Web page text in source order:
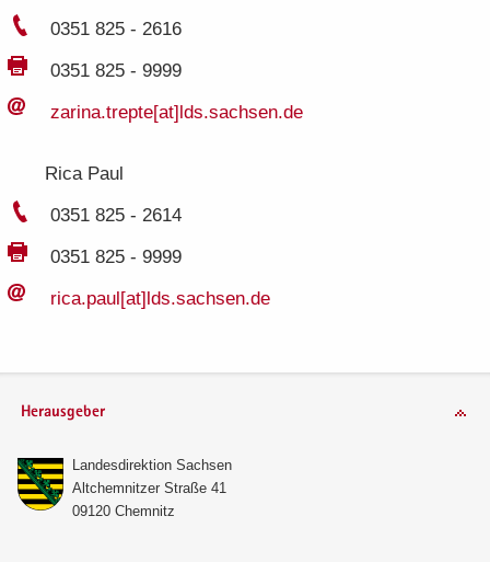
0351 825 - 2616
0351 825 - 9999
za­ri­na.​trepte[at]lds.​sachsen.​de
Rica Paul
0351 825 - 2614
0351 825 - 9999
rica.​paul[at]lds.​sachsen.​de
Herausgeber
Lan­des­di­rek­ti­on Sach­sen
Alt­chem­nit­zer Stra­ße 41
09120 Chem­nitz